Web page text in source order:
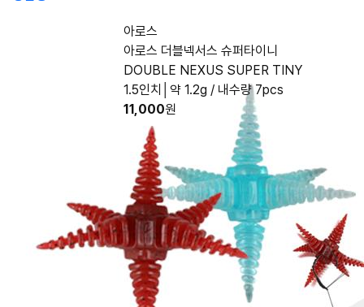
아로스
아로스 더블넥서스 슈퍼타이니
DOUBLE NEXUS SUPER TINY
1.5인치│약 1.2g / 내수량 7pcs
11,000원